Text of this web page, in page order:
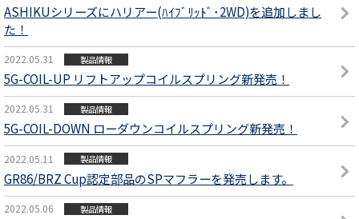
ASHIKUシリーズにハリアー(ﾊｲﾌﾞﾘｯﾄﾞ･2WD)を追加しまし
た！
2022.05.31 製品情報
5G-COIL-UP リフトアップコイルスプリング新発売！
2022.05.31 製品情報
5G-COIL-DOWN ローダウンコイルスプリング新発売！
2022.05.11 製品情報
GR86/BRZ Cup認定部品のSPマフラーを発売します。
2022.05.06 製品情報